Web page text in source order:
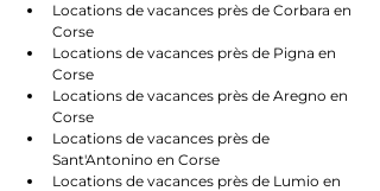
Locations de vacances près de Corbara en
Corse
Locations de vacances près de Pigna en
Corse
Locations de vacances près de Aregno en
Corse
Locations de vacances près de
Sant'Antonino en Corse
Locations de vacances près de Lumio en